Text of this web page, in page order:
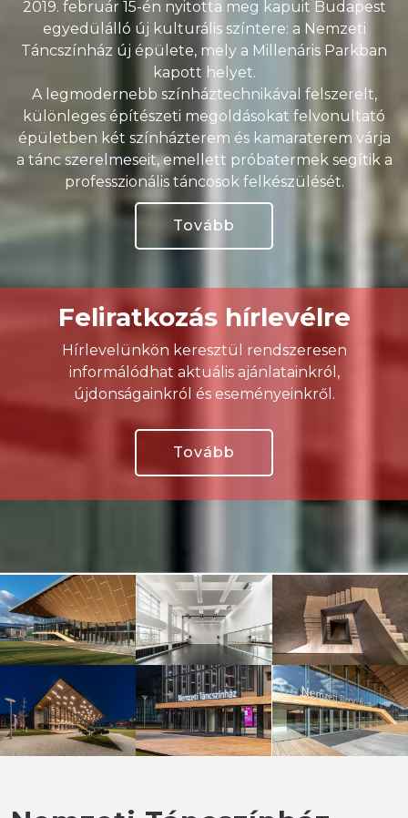
2019. február 15-én nyitotta meg kapuit Budapest
egyedülálló új kulturális színtere: a Nemzeti
Táncszínház új épülete, mely a Millenáris Parkban
kapott helyet.
A legmodernebb színháztechnikával felszerelt,
különleges építészeti megoldásokat felvonultató
épületben két színházterem és kamaraterem várja
a tánc szerelmeseit, emellett próbatermek segítik a
professzionális táncosok felkészülését.
Tovább
Feliratkozás hírlevélre
Hírlevelünkön keresztül rendszeresen
informálódhat aktuális ajánlatainkról,
újdonságainkról és eseményeinkről.
Tovább